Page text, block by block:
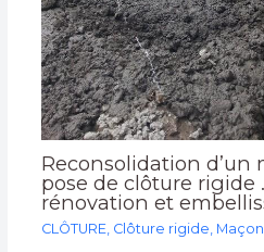
Reconsolidation d’un
pose de clôture rigide
rénovation et
CLÔTURE, Clôture rigide,